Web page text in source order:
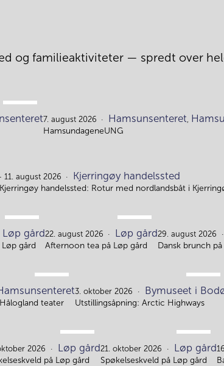
og familieaktiviteter — spredt over
4. 7. august 2026 Hamsunsenteret,
HamsundageneUNG
11. august 2026 Kjerringøy handelssted
handelssted: Rotur med nordlandsbåt i
15.
Løp gård
gård
22.
22. august 2026 Løp gård
Afternoon tea på Løp gård
29. august 2026
Dansk brunch
28.
teater
3.
3. oktober 2026 Bymuseet i
Utstillingsåpning: Arctic Highways
20.
2026 Løp gård
på Løp gård
21.
21. oktober 2026 Løp gård
Spøkelseskveld på Løp gård